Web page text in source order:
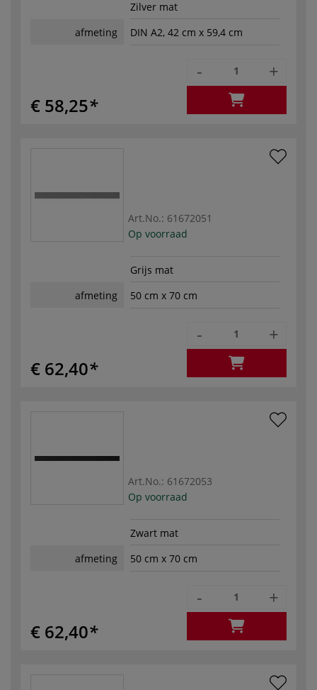
Zilver mat
afmeting
DIN A2, 42 cm x 59,4 cm
€ 58,25
- +
Art.No.: 61672051
Op voorraad
Grijs mat
afmeting
50 cm x 70 cm
€ 62,40
- +
Art.No.: 61672053
Op voorraad
Zwart mat
afmeting
50 cm x 70 cm
€ 62,40
- +